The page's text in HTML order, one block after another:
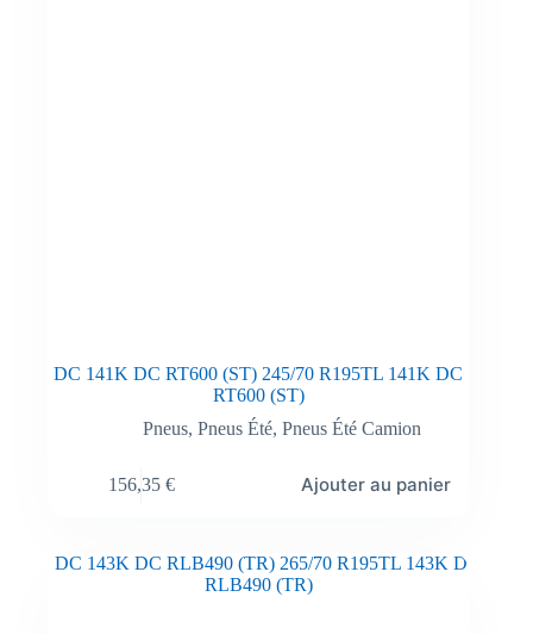
DC 141K DC RT600 (ST) 245/70 R195TL 141K DC
RT600 (ST)
Pneus,Pneus Été,Pneus Été Camion
156,35 € Ajouter au panier